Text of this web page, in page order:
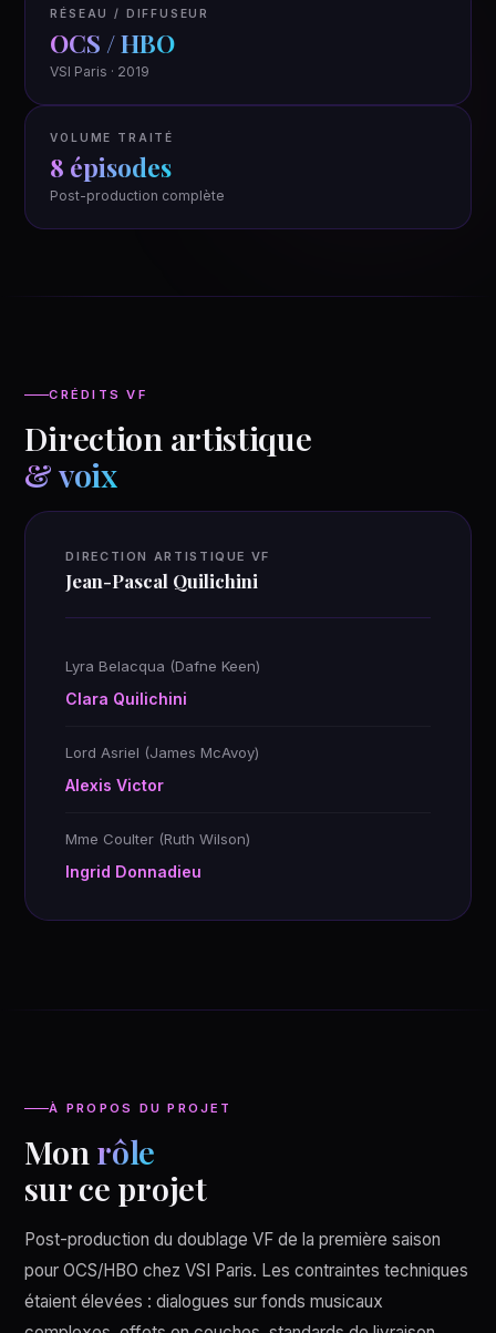
RÉSEAU / DIFFUSEUR
OCS / HBO
VSI Paris · 2019
VOLUME TRAITÉ
8 épisodes
Post-production complète
CRÉDITS VF
Direction artistique
& voix
DIRECTION ARTISTIQUE VF
Jean-Pascal Quilichini
Lyra Belacqua (Dafne Keen)
Clara Quilichini
Lord Asriel (James McAvoy)
Alexis Victor
Mme Coulter (Ruth Wilson)
Ingrid Donnadieu
À PROPOS DU PROJET
Mon rôle
sur ce projet
Post-production du doublage VF de la première saison
pour OCS/HBO chez VSI Paris. Les contraintes techniques
étaient élevées : dialogues sur fonds musicaux